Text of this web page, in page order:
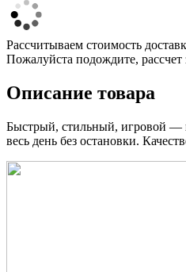
Рассчитываем стоимость
Пожалуйста подождите,
Описание товара
Быстрый, стильный, игровой —
весь день без остановки.